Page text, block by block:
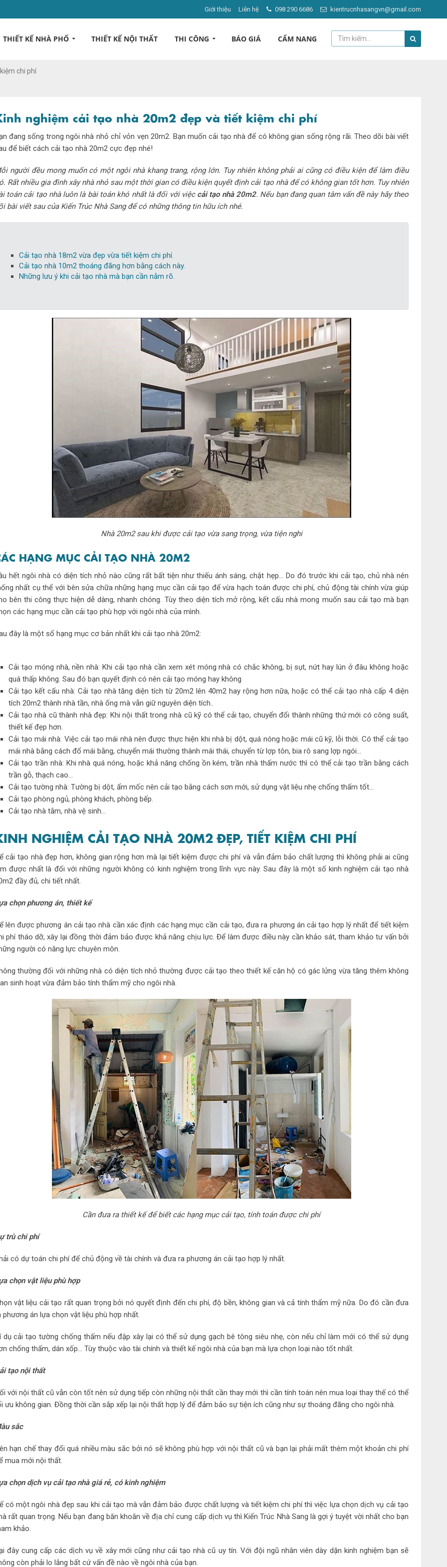
Giới thiệu Liên hệ 098 290 6686 kientrucnhasangvn@gmail.com
THIẾT KẾ NHÀ PHỐ THIẾT KẾ NỘI THẤT THI CÔNG BÁO GIÁ CẨM NANG
chi phí
nghiệm cải tạo nhà 20m2 đẹp và tiết kiệm chi phí
đang sống trong ngôi nhà nhỏ chỉ vỏn vẹn 20m2. Bạn muốn cải tạo nhà để có không gian sống rộng rãi. Theo dõi bài viết
để biết cách cải tạo nhà 20m2 cực đẹp nhé!
người đều mong muốn có một ngôi nhà khang trang, rộng lớn. Tuy nhiên không phải ai cũng có điều kiện để làm điều
Rất nhiều gia đình xây nhà nhỏ sau một thời gian có điều kiện quyết định cải tạo nhà để có không gian tốt hơn. Tuy nhiên
toán cải tạo nhà luôn là bài toán khó nhất là đối với việc cải tạo nhà 20m2. Nếu bạn đang quan tâm vấn đề này hãy theo
bài viết sau của Kiến Trúc Nhà Sang để có những thông tin hữu ích nhé.
Cải tạo nhà 18m2 vừa đẹp vừa tiết kiệm chi phí.
Cải tạo nhà 10m2 thoáng đãng hơn bằng cách này.
Những lưu ý khi cải tạo nhà mà bạn cần nắm rõ.
Nhà 20m2 sau khi được cải tạo vừa sang trọng, vừa tiện nghi
HẠNG MỤC CẢI TẠO NHÀ 20M2
hết ngôi nhà có diện tích nhỏ nào cũng rất bất tiện như thiếu ánh sáng, chật hẹp… Do đó trước khi cải tạo, chủ nhà nên
nhất cụ thể với bên sửa chữa những hạng mục cần cải tạo để vừa hạch toán được chi phí, chủ động tài chính vừa giúp
bên thi công thực hiện dễ dàng, nhanh chóng. Tùy theo diện tích mở rộng, kết cấu nhà mong muốn sau cải tạo mà bạn
các hạng mục cần cải tạo phù hợp với ngôi nhà của mình.
đây là một số hạng mục cơ bản nhất khi cải tạo nhà 20m2:
Cải tạo móng nhà, nền nhà: Khi cải tạo nhà cần xem xét móng nhà có chắc không, bị sụt, nứt hay lún ở đâu không hoặc
quá thấp không. Sau đó bạn quyết định có nên cải tạo móng hay không
Cải tạo kết cấu nhà: Cải tạo nhà tăng diện tích từ 20m2 lên 40m2 hay rộng hơn nữa, hoặc có thể cải tạo nhà cấp 4 diện
tích 20m2 thành nhà tần, nhà ống mà vẫn giữ nguyên diện tích..
Cải tạo nhà cũ thành nhà đẹp: Khi nội thất trong nhà cũ kỹ có thể cải tạo, chuyển đổi thành những thứ mới có công suất,
thiết kế đẹp hơn.
Cải tạo mái nhà: Việc cải tạo mái nhà nên được thực hiện khi nhà bị dột, quá nóng hoặc mái cũ kỹ, lỗi thời. Có thể cải tạo
mái nhà bằng cách đổ mái bằng, chuyển mái thường thành mái thái, chuyển từ lợp tôn, bia rô sang lợp ngói…
Cải tạo trần nhà: Khi nhà quá nóng, hoặc khả năng chống ồn kém, trần nhà thấm nước thì có thể cải tạo trần bằng cách
trần gỗ, thạch cao…
Cải tạo tường nhà: Tường bị dột, ẩm mốc nên cải tạo bằng cách sơn mới, sử dụng vật liệu nhẹ chống thấm tốt…
Cải tạo phòng ngủ, phòng khách, phòng bếp.
Cải tạo nhà tắm, nhà vệ sinh…
NGHIỆM CẢI TẠO NHÀ 20M2 ĐẸP, TIẾT KIỆM CHI PHÍ
cải tạo nhà đẹp hơn, không gian rộng hơn mà lại tiết kiệm được chi phí và vẫn đảm bảo chất lượng thì không phải ai cũng
được nhất là đối với những người không có kinh nghiệm trong lĩnh vực này. Sau đây là một số kinh nghiệm cải tạo nhà
đầy đủ, chi tiết nhất.
chọn phương án, thiết kế
lên được phương án cải tạo nhà cần xác định các hạng mục cần cải tạo, đưa ra phương án cải tạo hợp lý nhất để tiết kiệm
phí tháo dỡ, xây lại đồng thời đảm bảo được khả năng chịu lực. Để làm được điều này cần khảo sát, tham khảo tư vấn bởi
người có năng lực chuyên môn.
thường đối với những nhà có diện tích nhỏ thường được cải tạo theo thiết kế căn hộ có gác lửng vừa tăng thêm không
sinh hoạt vừa đảm bảo tính thẩm mỹ cho ngôi nhà.
Cần đưa ra thiết kế để biết các hạng mục cải tạo, tính toán được chi phí
trù chi phí
có dự toán chi phí để chủ động về tài chính và đưa ra phương án cải tạo hợp lý nhất.
chọn vật liệu phù hợp
vật liệu cải tạo rất quan trọng bởi nó quyết định đến chi phí, độ bền, không gian và cả tính thẩm mỹ nữa. Do đó cần đưa
phương án lựa chọn vật liệu phù hợp nhất.
dụ cải tạo tường chống thấm nếu đập xây lại có thể sử dụng gạch bê tông siêu nhẹ, còn nếu chỉ làm mới có thể sử dụng
chống thấm, dán xốp… Tùy thuộc vào tài chính và thiết kế ngôi nhà của bạn mà lựa chọn loại nào tốt nhất.
tạo nội thất
với nội thất cũ vẫn còn tốt nên sử dụng tiếp còn những nội thất cần thay mới thì cần tính toán nên mua loại thay thế có thể
ưu không gian. Đồng thời cần sắp xếp lại nội thất hợp lý để đảm bảo sự tiện ích cũng như sự thoáng đãng cho ngôi nhà.
sắc
hạn chế thay đổi quá nhiều màu sắc bởi nó sẽ không phù hợp với nội thất cũ và bạn lại phải mất thêm một khoản chi phí
mua mới nội thất.
chọn dịch vụ cải tạo nhà giá rẻ, có kinh nghiệm
có một ngôi nhà đẹp sau khi cải tạo mà vẫn đảm bảo được chất lượng và tiết kiệm chi phí thì việc lựa chọn dịch vụ cải tạo
rất quan trọng. Nếu bạn đang băn khoăn về địa chỉ cung cấp dịch vụ thì Kiến Trúc Nhà Sang là gợi ý tuyệt vời nhất cho bạn
khảo.
đây cung cấp các dịch vụ về xây mới cũng như cải tạo nhà cũ uy tín. Với đội ngũ nhân viên dày dặn kinh nghiệm bạn sẽ
còn phải lo lắng bất cứ vấn đề nào về ngôi nhà của bạn.